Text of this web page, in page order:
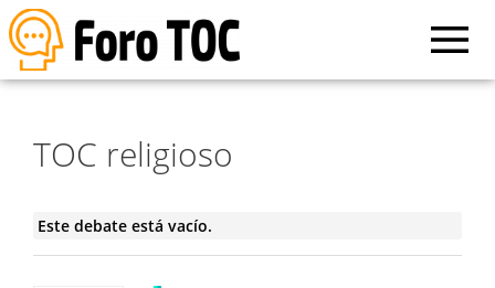
TOC religioso
Este debate está vacío.